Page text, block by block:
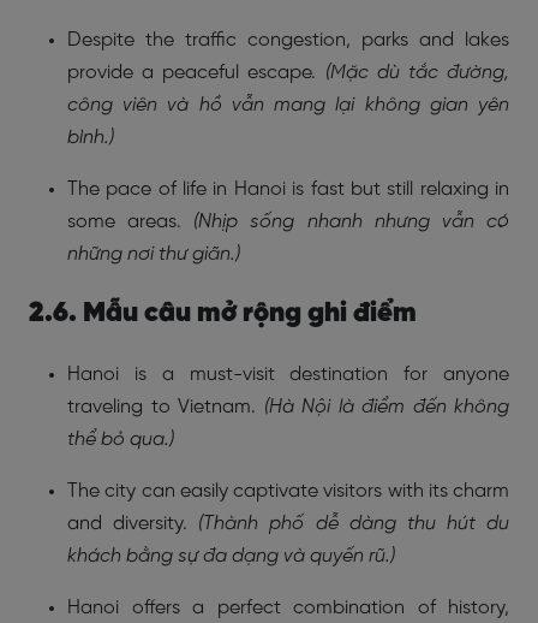
Despite the traffic congestion, parks and lakes
provide a peaceful escape. (Mặc dù tắc đường,
công viên và hồ vẫn mang lại không gian yên
bình.)
The pace of life in Hanoi is fast but still relaxing in
some areas. (Nhịp sống nhanh nhưng vẫn có
những nơi thư giãn.)
2.6. Mẫu câu mở rộng ghi điểm
Hanoi is a must-visit destination for anyone
traveling to Vietnam. (Hà Nội là điểm đến không
thể bỏ qua.)
The city can easily captivate visitors with its charm
and diversity. (Thành phố dễ dàng thu hút du
khách bằng sự đa dạng và quyến rũ.)
Hanoi offers a perfect combination of history,